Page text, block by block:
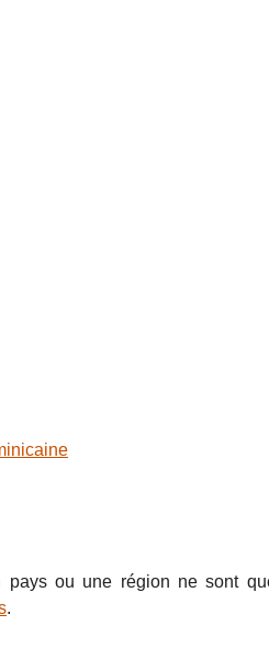
pays ou une région ne sont
.